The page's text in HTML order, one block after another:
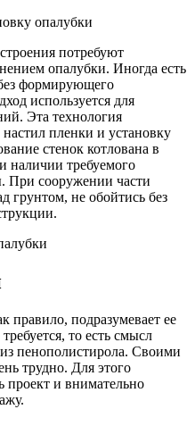
потребуют
опалубки. Иногда есть
формирующего
используется для
Эта технология
настил пленки и установку
стенок котлована в
наличии требуемого
При сооружении части
грунтом, не обойтись без
правило, подразумевает ее
то есть смысл
пенополистирола. Своими
трудно. Для этого
проект и внимательно